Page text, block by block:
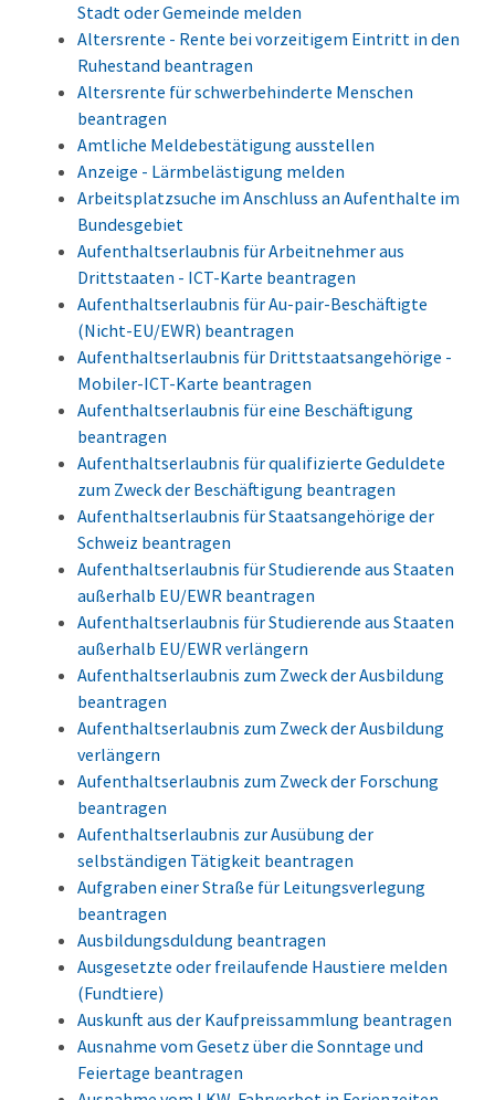
Stadt oder Gemeinde melden
Altersrente - Rente bei vorzeitigem Eintritt in den
Ruhestand beantragen
Altersrente für schwerbehinderte Menschen
beantragen
Amtliche Meldebestätigung ausstellen
Anzeige - Lärmbelästigung melden
Arbeitsplatzsuche im Anschluss an Aufenthalte im
Bundesgebiet
Aufenthaltserlaubnis für Arbeitnehmer aus
Drittstaaten - ICT-Karte beantragen
Aufenthaltserlaubnis für Au-pair-Beschäftigte
(Nicht-EU/EWR) beantragen
Aufenthaltserlaubnis für Drittstaatsangehörige -
Mobiler-ICT-Karte beantragen
Aufenthaltserlaubnis für eine Beschäftigung
beantragen
Aufenthaltserlaubnis für qualifizierte Geduldete
zum Zweck der Beschäftigung beantragen
Aufenthaltserlaubnis für Staatsangehörige der
Schweiz beantragen
Aufenthaltserlaubnis für Studierende aus Staaten
außerhalb EU/EWR beantragen
Aufenthaltserlaubnis für Studierende aus Staaten
außerhalb EU/EWR verlängern
Aufenthaltserlaubnis zum Zweck der Ausbildung
beantragen
Aufenthaltserlaubnis zum Zweck der Ausbildung
verlängern
Aufenthaltserlaubnis zum Zweck der Forschung
beantragen
Aufenthaltserlaubnis zur Ausübung der
selbständigen Tätigkeit beantragen
Aufgraben einer Straße für Leitungsverlegung
beantragen
Ausbildungsduldung beantragen
Ausgesetzte oder freilaufende Haustiere melden
(Fundtiere)
Auskunft aus der Kaufpreissammlung beantragen
Ausnahme vom Gesetz über die Sonntage und
Feiertage beantragen